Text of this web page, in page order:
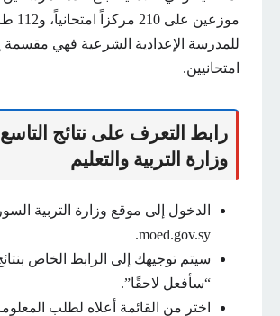
موزعين
للمدرسة الإعدادية الشرعية فهي
امتحانيين.
رابط التعرف على نتائج
وزارة التربية والتعليم
الدخول إلى موقع وزارة التربية
moed.gov.sy.
سيتم توجيهك إلى الرابط الخاص
“سأفعل لاحقًا”.
اختر من القائمة أعلاه لطلب